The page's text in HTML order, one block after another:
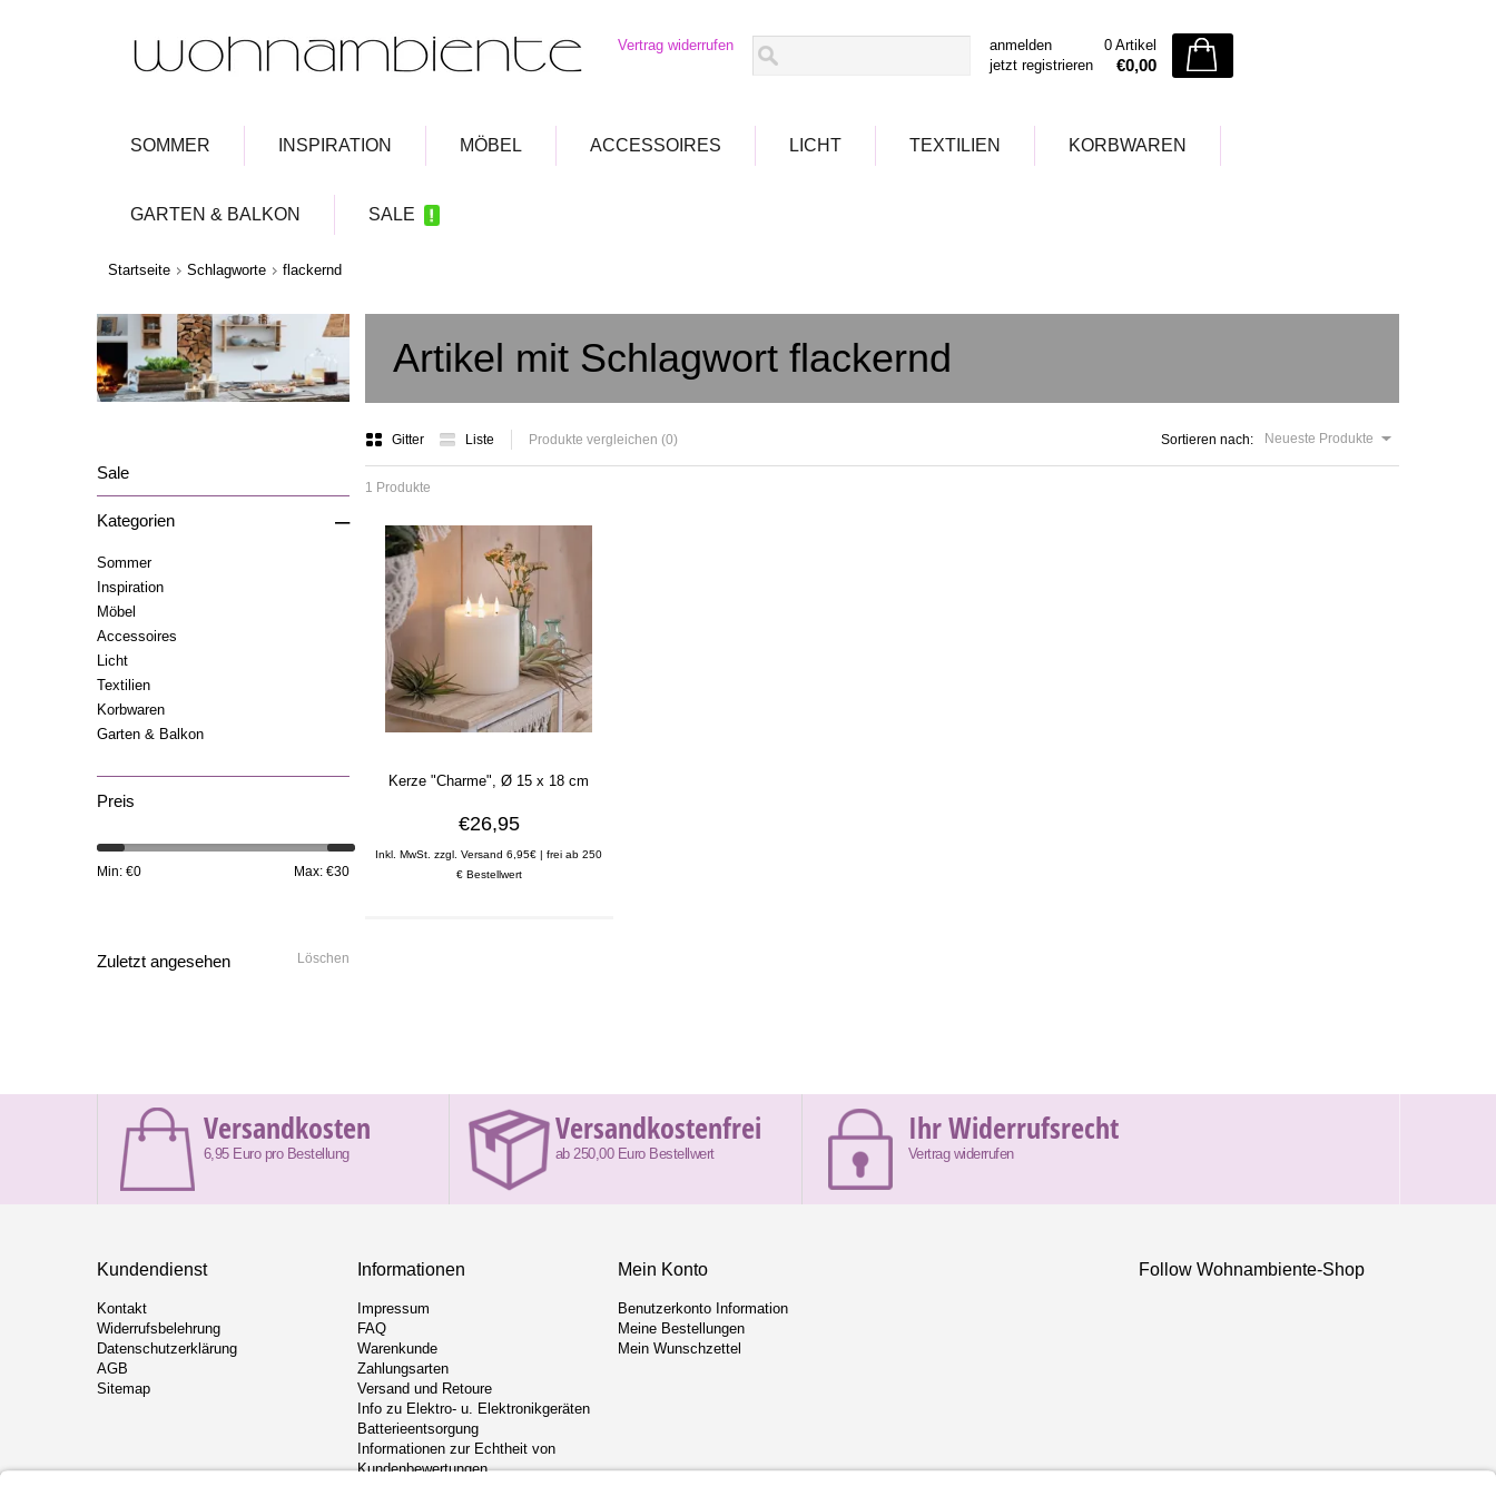
Vertrag widerrufen
anmelden
jetzt registrieren
0 Artikel
€0,00
SOMMER INSPIRATION MÖBEL ACCESSOIRES LICHT TEXTILIEN KORBWAREN
GARTEN & BALKON SALE
Startseite Schlagworte flackernd
Artikel mit Schlagwort flackernd
Gitter Liste Produkte vergleichen (0) Sortieren nach: Neueste Produkte
1 Produkte
Kerze "Charme", Ø 15 x 18 cm
€26,95
Inkl. MwSt. zzgl. Versand 6,95€ | frei ab 250
€ Bestellwert
Sale
Kategorien –
Sommer
Inspiration
Möbel
Accessoires
Licht
Textilien
Korbwaren
Garten & Balkon
Preis
Min: €0 Max: €30
Zuletzt angesehen Löschen
Versandkosten
6,95 Euro pro Bestellung
Versandkostenfrei
ab 250,00 Euro Bestellwert
Ihr Widerrufsrecht
Vertrag widerrufen
Kundendienst
Kontakt
Widerrufsbelehrung
Datenschutzerklärung
AGB
Sitemap
Informationen
Impressum
FAQ
Warenkunde
Zahlungsarten
Versand und Retoure
Info zu Elektro- u. Elektronikgeräten
Batterieentsorgung
Informationen zur Echtheit von
Kundenbewertungen
Mein Konto
Benutzerkonto Information
Meine Bestellungen
Mein Wunschzettel
Follow Wohnambiente-Shop